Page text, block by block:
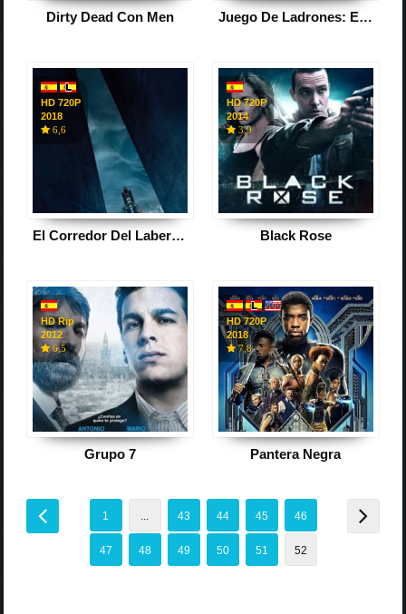
Dirty Dead Con Men Juego De Ladrones: El Atraco Perfecto
HD 720P
2018
6,6
El Corredor Del Laberinto: La Cura Mortal
HD 720P
2014
3,9
Black Rose
HD Rip
2012
6,5
Grupo 7
HD 720P
2018
7,8
Pantera Negra
1 ... 43 44 45 46
47 48 49 50 51 52